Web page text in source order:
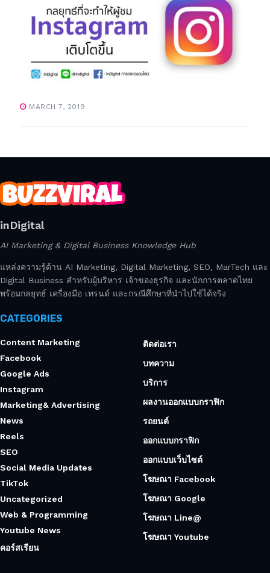
MARCH 7, 2019
inDigital
AI Marketing & Digital Business Knowledge Hub
แหล่งความรู้ด้าน AI Marketing, Digital Marketing, SEO, MarTech และ
Digital Business สำหรับผู้บริหาร เจ้าของธุรกิจ และนักการตลาดไทย
พร้อมกลยุทธ์ เครื่องมือ เทรนด์ และกรณีศึกษาที่นำไปใช้ได้จริง
CATEGORIES
Content Marketing
Facebook
Google Ads
Instagram
Marketing& Advertising
News
Reels
SEO
Social Media Updates
TikTok
Uncategorized
Web & Programming
Youtube News
คอร์สเรียน
ติดต่อเรา
บทความ
บริการ
ผลงานออกแบบกราฟิก
รถยนต์
ออกแบบกราฟิก
ออกแบบเว็บไซต์
โฆษณา Facebook
โฆษณา Google
โฆษณา Line@
โฆษณา Youtube